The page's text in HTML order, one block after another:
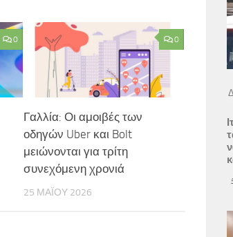
0 0
Γαλλία: Οι αμοιβές των
οδηγών Uber και Bolt
μειώνονται για τρίτη
συνεχόμενη χρονιά
25 ΜΑΪ́ΟΥ 2026